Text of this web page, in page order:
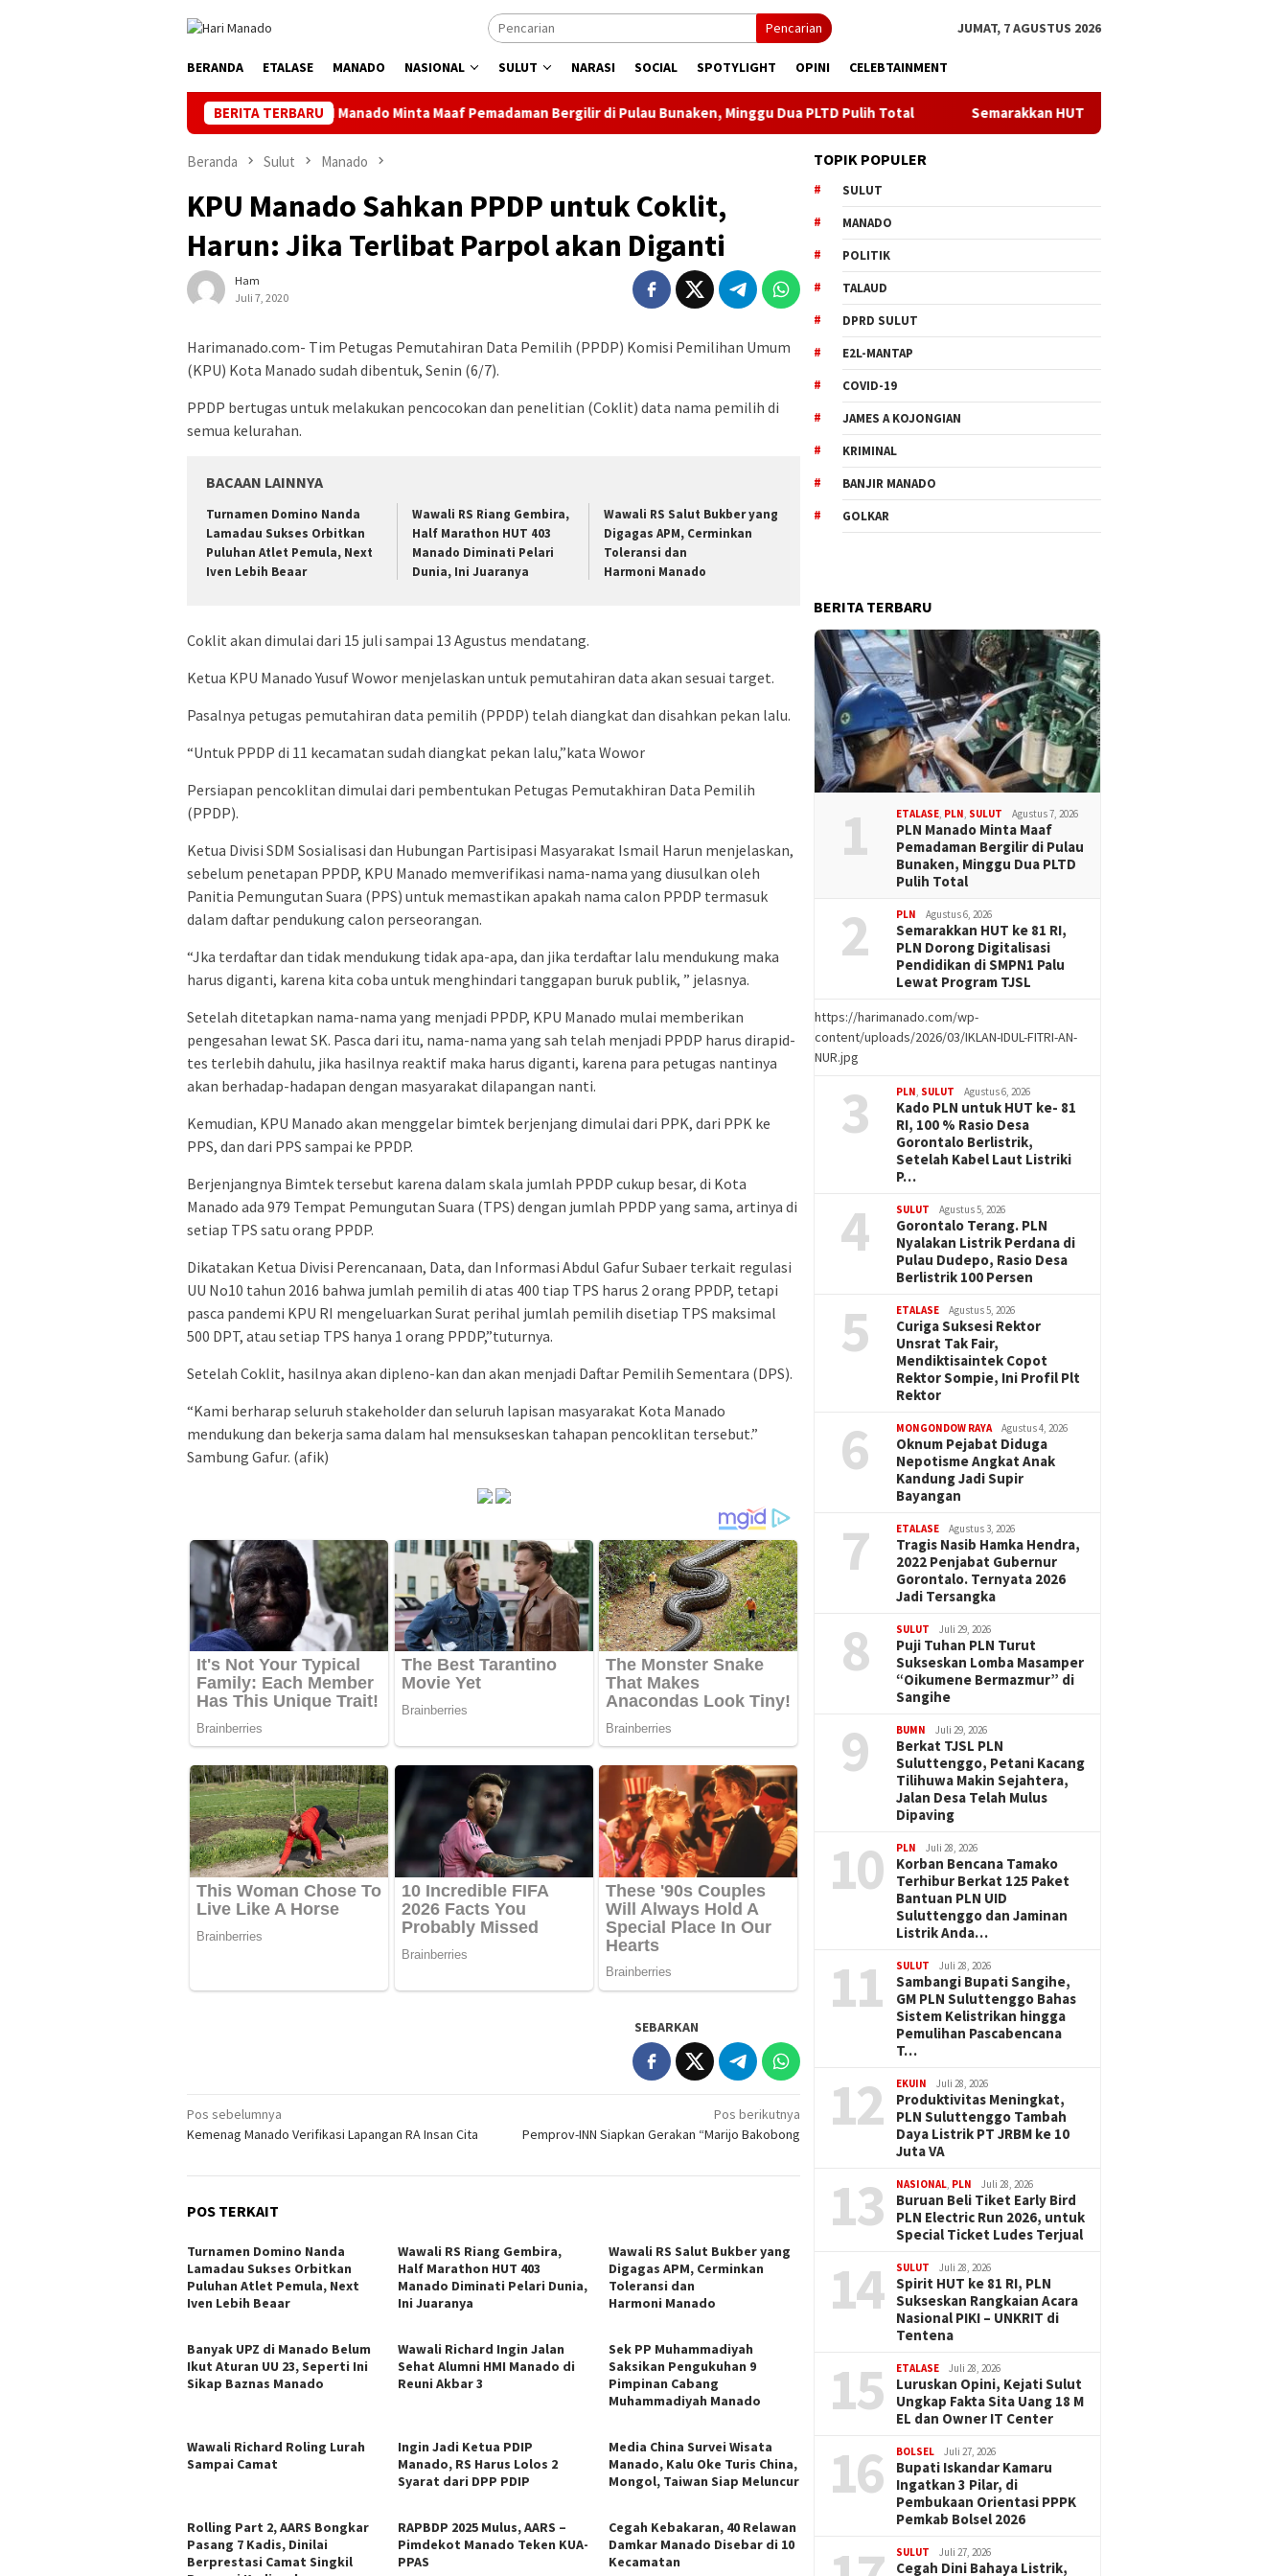
Pencarian JUMAT, 7 AGUSTUS 2026
BERANDA ETALASE MANADO NASIONAL SULUT NARASI SOCIAL SPOTYLIGHT OPINI CELEBTAINMENT
BERITA TERBARU
PLN Manado Minta Maaf Pemadaman Bergilir di Pulau Bunaken, Minggu Dua PLTD Pulih Total Semarakkan HUT ke 81 RI, PLN Dorong Digitalisasi Pendidikan di
Beranda Sulut Manado
KPU Manado Sahkan PPDP untuk Coklit,
Harun: Jika Terlibat Parpol akan Diganti
Ham
Juli 7, 2020
Harimanado.com- Tim Petugas Pemutahiran Data Pemilih (PPDP) Komisi Pemilihan Umum
(KPU) Kota Manado sudah dibentuk, Senin (6/7).
PPDP bertugas untuk melakukan pencocokan dan penelitian (Coklit) data nama pemilih di
semua kelurahan.
BACAAN LAINNYA
Turnamen Domino Nanda
Lamadau Sukses Orbitkan
Puluhan Atlet Pemula, Next
Iven Lebih Beaar
Wawali RS Riang Gembira,
Half Marathon HUT 403
Manado Diminati Pelari
Dunia, Ini Juaranya
Wawali RS Salut Bukber yang
Digagas APM, Cerminkan
Toleransi dan
Harmoni Manado
Coklit akan dimulai dari 15 juli sampai 13 Agustus mendatang.
Ketua KPU Manado Yusuf Wowor menjelaskan untuk pemutahiran data akan sesuai target.
Pasalnya petugas pemutahiran data pemilih (PPDP) telah diangkat dan disahkan pekan lalu.
“Untuk PPDP di 11 kecamatan sudah diangkat pekan lalu,”kata Wowor
Persiapan pencoklitan dimulai dari pembentukan Petugas Pemutakhiran Data Pemilih
(PPDP).
Ketua Divisi SDM Sosialisasi dan Hubungan Partisipasi Masyarakat Ismail Harun menjelaskan,
sebelum penetapan PPDP, KPU Manado memverifikasi nama-nama yang diusulkan oleh
Panitia Pemungutan Suara (PPS) untuk memastikan apakah nama calon PPDP termasuk
dalam daftar pendukung calon perseorangan.
“Jka terdaftar dan tidak mendukung tidak apa-apa, dan jika terdaftar lalu mendukung maka
harus diganti, karena kita coba untuk menghindari tanggapan buruk publik, ” jelasnya.
Setelah ditetapkan nama-nama yang menjadi PPDP, KPU Manado mulai memberikan
pengesahan lewat SK. Pasca dari itu, nama-nama yang sah telah menjadi PPDP harus dirapid-
tes terlebih dahulu, jika hasilnya reaktif maka harus diganti, karena para petugas nantinya
akan berhadap-hadapan dengan masyarakat dilapangan nanti.
Kemudian, KPU Manado akan menggelar bimtek berjenjang dimulai dari PPK, dari PPK ke
PPS, dan dari PPS sampai ke PPDP.
Berjenjangnya Bimtek tersebut karena dalam skala jumlah PPDP cukup besar, di Kota
Manado ada 979 Tempat Pemungutan Suara (TPS) dengan jumlah PPDP yang sama, artinya di
setiap TPS satu orang PPDP.
Dikatakan Ketua Divisi Perencanaan, Data, dan Informasi Abdul Gafur Subaer terkait regulasi
UU No10 tahun 2016 bahwa jumlah pemilih di atas 400 tiap TPS harus 2 orang PPDP, tetapi
pasca pandemi KPU RI mengeluarkan Surat perihal jumlah pemilih disetiap TPS maksimal
500 DPT, atau setiap TPS hanya 1 orang PPDP,”tuturnya.
Setelah Coklit, hasilnya akan dipleno-kan dan akan menjadi Daftar Pemilih Sementara (DPS).
“Kami berharap seluruh stakeholder dan seluruh lapisan masyarakat Kota Manado
mendukung dan bekerja sama dalam hal mensukseskan tahapan pencoklitan tersebut.”
Sambung Gafur. (afik)
SEBARKAN
Navigasi
pos
Pos sebelumnya
Kemenag Manado Verifikasi Lapangan RA Insan Cita
Pos berikutnya
Pemprov-INN Siapkan Gerakan “Marijo Bakobong
POS TERKAIT
Turnamen Domino Nanda
Lamadau Sukses Orbitkan
Puluhan Atlet Pemula, Next
Iven Lebih Beaar
Wawali RS Riang Gembira,
Half Marathon HUT 403
Manado Diminati Pelari Dunia,
Ini Juaranya
Wawali RS Salut Bukber yang
Digagas APM, Cerminkan
Toleransi dan
Harmoni Manado
Banyak UPZ di Manado Belum
Ikut Aturan UU 23, Seperti Ini
Sikap Baznas Manado
Wawali Richard Ingin Jalan
Sehat Alumni HMI Manado di
Reuni Akbar 3
Sek PP Muhammadiyah
Saksikan Pengukuhan 9
Pimpinan Cabang
Muhammadiyah Manado
Wawali Richard Roling Lurah
Sampai Camat
Ingin Jadi Ketua PDIP
Manado, RS Harus Lolos 2
Syarat dari DPP PDIP
Media China Survei Wisata
Manado, Kalu Oke Turis China,
Mongol, Taiwan Siap Meluncur
Rolling Part 2, AARS Bongkar
Pasang 7 Kadis, Dinilai
Berprestasi Camat Singkil
RAPBDP 2025 Mulus, AARS –
Pimdekot Manado Teken KUA-
PPAS
Cegah Kebakaran, 40 Relawan
Damkar Manado Disebar di 10
Kecamatan
TOPIK POPULER
SULUT
MANADO
POLITIK
TALAUD
DPRD SULUT
E2L-MANTAP
COVID-19
JAMES A KOJONGIAN
KRIMINAL
BANJIR MANADO
GOLKAR
BERITA TERBARU
1 ETALASE PLN SULUT Agustus 7, 2026
PLN Manado Minta Maaf
Pemadaman Bergilir di Pulau
Bunaken, Minggu Dua PLTD
Pulih Total
2 PLN Agustus 6, 2026
Semarakkan HUT ke 81 RI,
PLN Dorong Digitalisasi
Pendidikan di SMPN1 Palu
Lewat Program TJSL
https://harimanado.com/wp-
content/uploads/2026/03/IKLAN-IDUL-FITRI-AN-
NUR.jpg
3 PLN SULUT Agustus 6, 2026
Kado PLN untuk HUT ke- 81
RI, 100 % Rasio Desa
Gorontalo Berlistrik,
Setelah Kabel Laut Listriki
P…
4 SULUT Agustus 5, 2026
Gorontalo Terang. PLN
Nyalakan Listrik Perdana di
Pulau Dudepo, Rasio Desa
Berlistrik 100 Persen
5 ETALASE Agustus 5, 2026
Curiga Suksesi Rektor
Unsrat Tak Fair,
Mendiktisaintek Copot
Rektor Sompie, Ini Profil Plt
Rektor
6 MONGONDOW RAYA Agustus 4, 2026
Oknum Pejabat Diduga
Nepotisme Angkat Anak
Kandung Jadi Supir
Bayangan
7 ETALASE Agustus 3, 2026
Tragis Nasib Hamka Hendra,
2022 Penjabat Gubernur
Gorontalo. Ternyata 2026
Jadi Tersangka
8 SULUT Juli 29, 2026
Puji Tuhan PLN Turut
Sukseskan Lomba Masamper
“Oikumene Bermazmur” di
Sangihe
9 BUMN Juli 29, 2026
Berkat TJSL PLN
Suluttenggo, Petani Kacang
Tilihuwa Makin Sejahtera,
Jalan Desa Telah Mulus
Dipaving
10 PLN Juli 28, 2026
Korban Bencana Tamako
Terhibur Berkat 125 Paket
Bantuan PLN UID
Suluttenggo dan Jaminan
Listrik Anda…
11 SULUT Juli 28, 2026
Sambangi Bupati Sangihe,
GM PLN Suluttenggo Bahas
Sistem Kelistrikan hingga
Pemulihan Pascabencana
T…
12 EKUIN Juli 28, 2026
Produktivitas Meningkat,
PLN Suluttenggo Tambah
Daya Listrik PT JRBM ke 10
Juta VA
13 NASIONAL PLN Juli 28, 2026
Buruan Beli Tiket Early Bird
PLN Electric Run 2026, untuk
Special Ticket Ludes Terjual
14 SULUT Juli 28, 2026
Spirit HUT ke 81 RI, PLN
Sukseskan Rangkaian Acara
Nasional PIKI – UNKRIT di
Tentena
15 ETALASE Juli 28, 2026
Luruskan Opini, Kejati Sulut
Ungkap Fakta Sita Uang 18 M
EL dan Owner IT Center
16 BOLSEL Juli 27, 2026
Bupati Iskandar Kamaru
Ingatkan 3 Pilar, di
Pembukaan Orientasi PPPK
Pemkab Bolsel 2026
SULUT Juli 27, 2026
Cegah Dini Bahaya Listrik,